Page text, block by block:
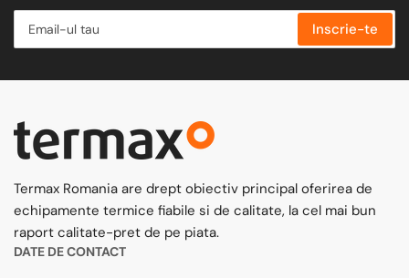
Email-
tau
Inscrie-te
Termax Romania are drept obiectiv principal oferirea de
echipamente termice fiabile si de calitate, la cel mai bun
raport calitate-pret de pe piata.
DATE DE CONTACT